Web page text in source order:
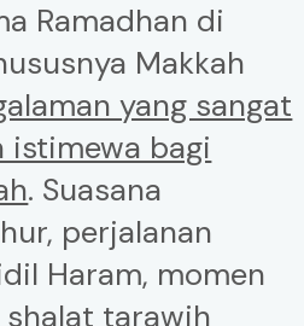
Ramadhan di
Makkah
yang sangat
istimewa bagi
. Suasana
perjalanan
Haram, momen
tarawih